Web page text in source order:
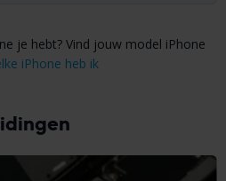
je hebt? Vind jouw model iPhone
iPhone heb ik